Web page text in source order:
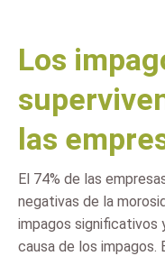
Los
las
El 74% de las
negativas de la
impagos significativos
causa de los impagos.